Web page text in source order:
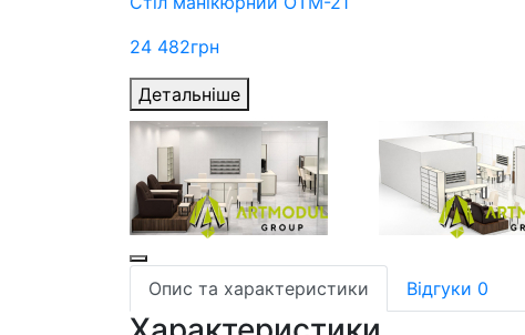
24 482грн
Детальніше
Опис та характеристики Відгуки 0